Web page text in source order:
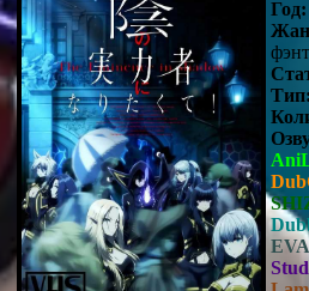
Год:
Тип:
EVA